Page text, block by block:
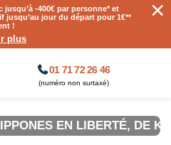
jusqu’à-400€ par personne* et
jusqu’au jour du départ pour 1€**
!
plus
×
01 71 72 26 46
(numéro non surtaxé)
EN LIBERTÉ, DE